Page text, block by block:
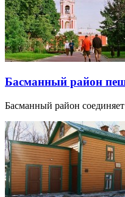
Басманный район
Басманный район